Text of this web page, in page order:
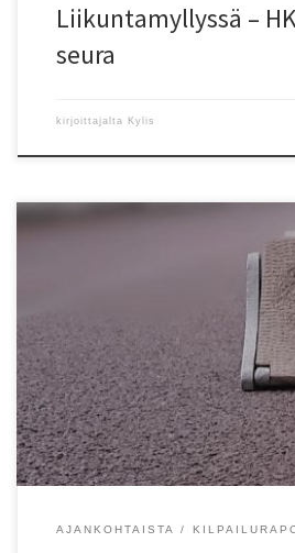
Liikuntamyllyssä –
seura
kirjoittajalta Kylis
Junnuhalleissa syntyi yksi halliratojen
Rautawaara käveli 14-vuotaiden 3000
Entinen halli-SE, Tapioiden Henrika
yli 20 sekuntia Rautawaaran tulos on
Entinen oli Tapioiden Taika Nummen
Junnuhalleissa syntyi paljon hyviä
on […]
AJANKOHTAISTA